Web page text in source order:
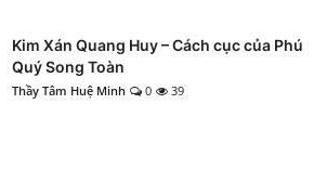
Kim Xán Quang Huy – Cách cục của Phú
Quý Song Toàn
Thầy Tâm Huệ Minh 0 39